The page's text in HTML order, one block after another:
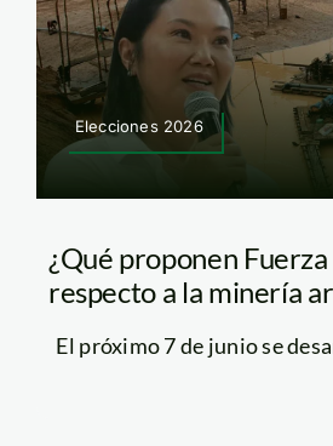
Elecciones 2026
¿Qué proponen
respecto a la minería
El próximo 7 de junio se